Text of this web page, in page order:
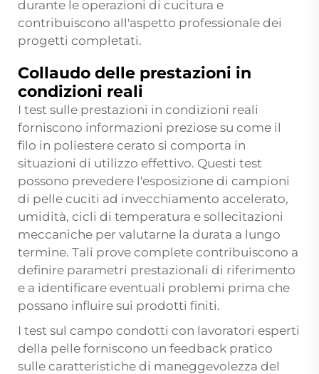
durante le operazioni di cucitura e
contribuiscono all'aspetto professionale dei
progetti completati.
Collaudo delle prestazioni in
condizioni reali
I test sulle prestazioni in condizioni reali
forniscono informazioni preziose su come il
filo in poliestere cerato si comporta in
situazioni di utilizzo effettivo. Questi test
possono prevedere l'esposizione di campioni
di pelle cuciti ad invecchiamento accelerato,
umidità, cicli di temperatura e sollecitazioni
meccaniche per valutarne la durata a lungo
termine. Tali prove complete contribuiscono a
definire parametri prestazionali di riferimento
e a identificare eventuali problemi prima che
possano influire sui prodotti finiti.
I test sul campo condotti con lavoratori esperti
della pelle forniscono un feedback pratico
sulle caratteristiche di maneggevolezza del